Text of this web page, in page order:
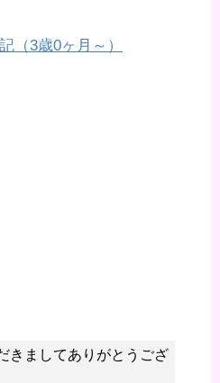
（3歳0ヶ月～）
きましてありがとうござ